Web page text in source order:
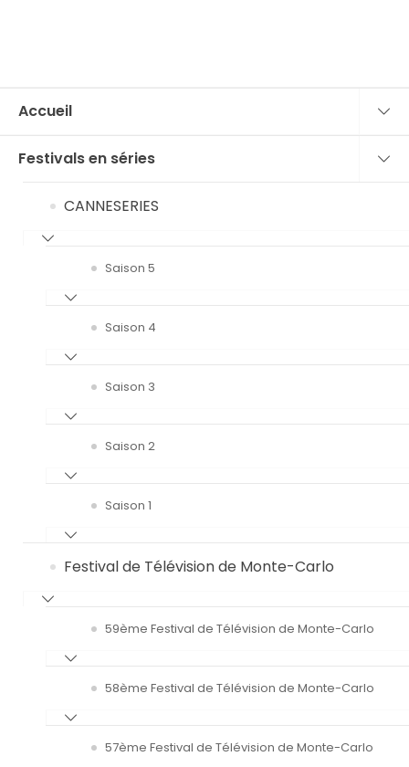
Accueil
Festivals en séries
CANNESERIES
Saison 5
Saison 4
Saison 3
Saison 2
Saison 1
Festival de Télévision de Monte-Carlo
59ème Festival de Télévision de Monte-Carlo
58ème Festival de Télévision de Monte-Carlo
57ème Festival de Télévision de Monte-Carlo